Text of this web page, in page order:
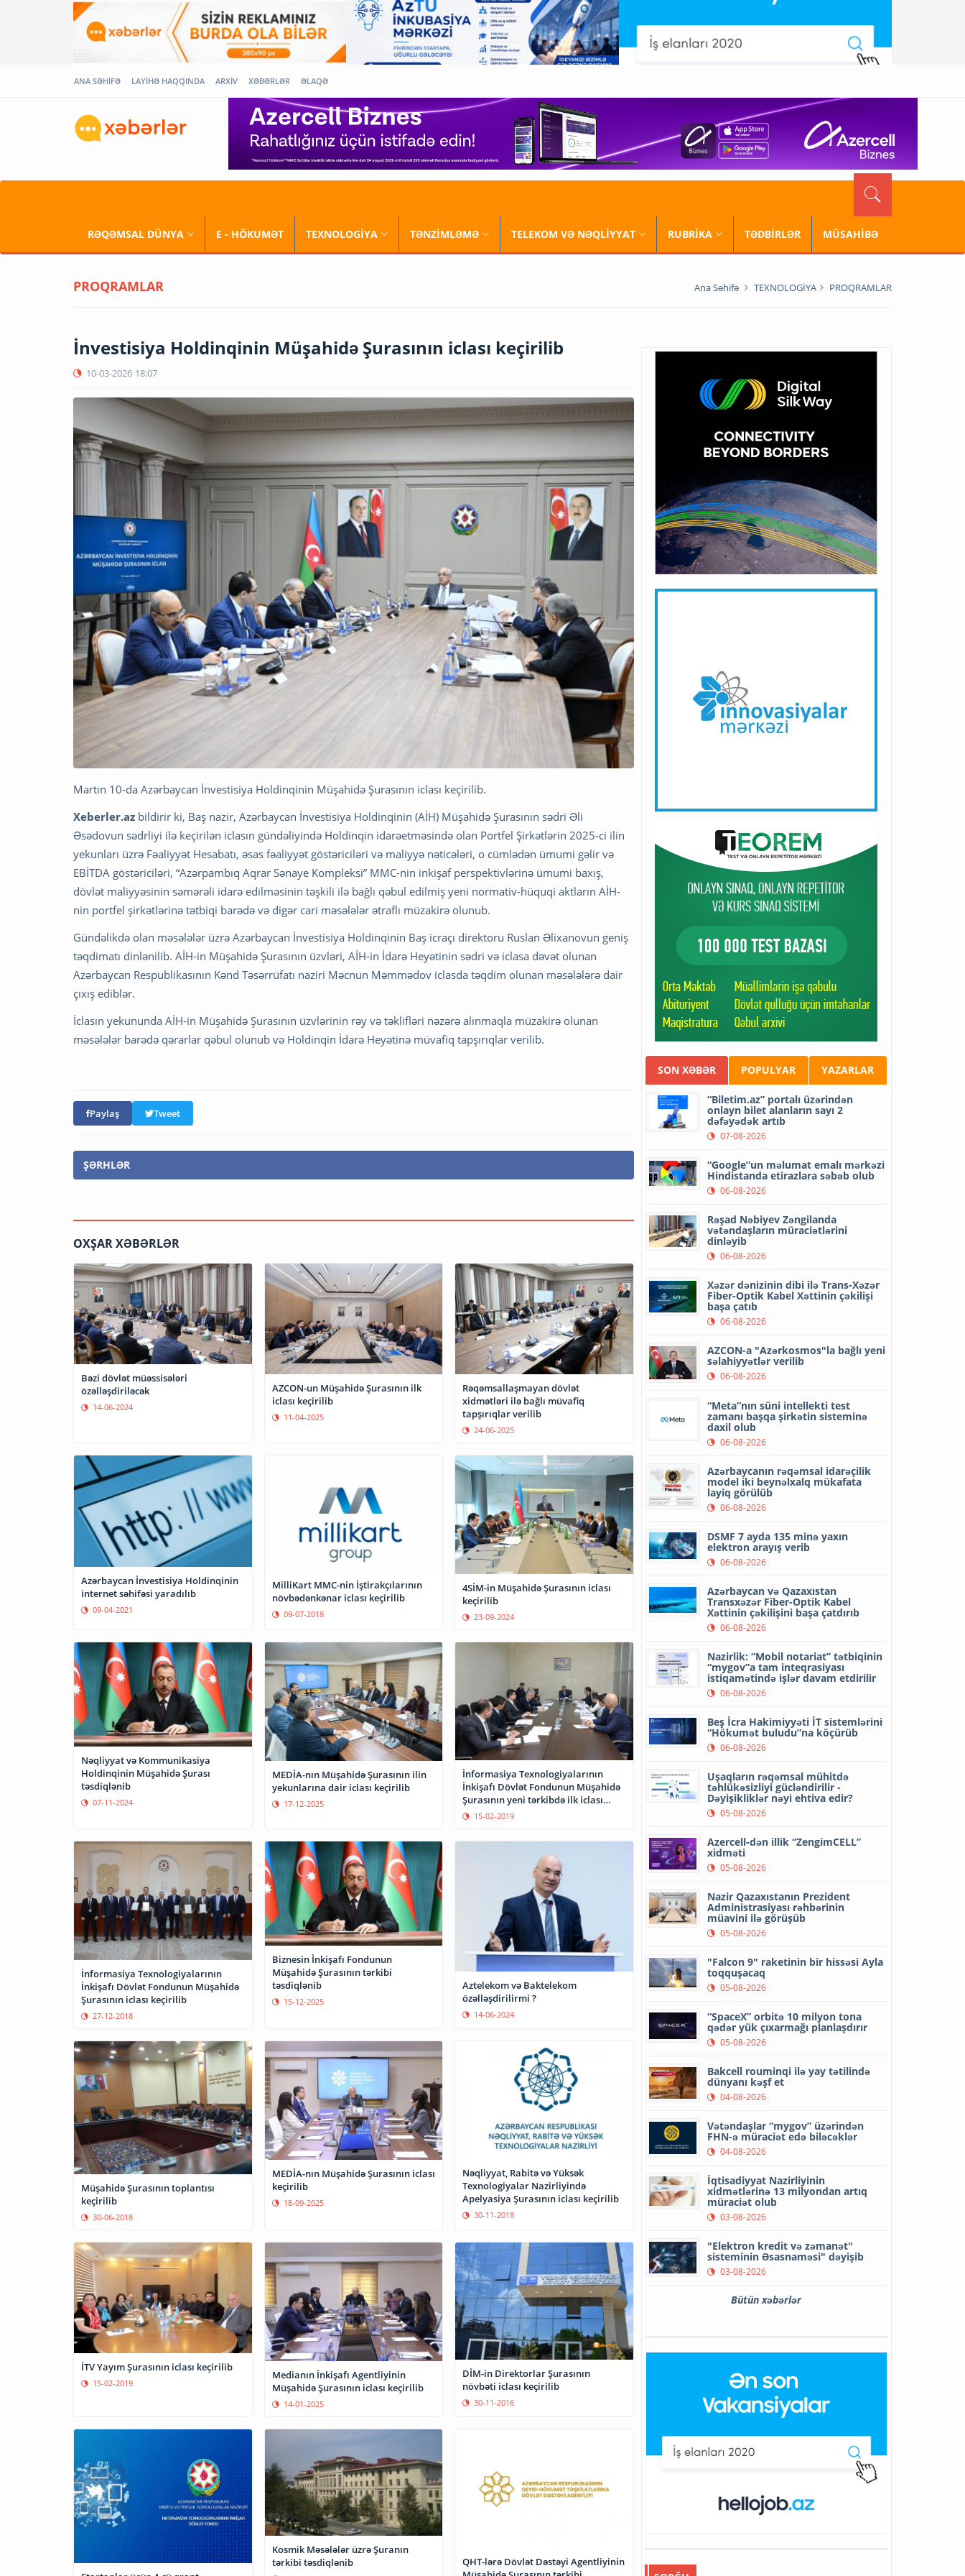
ANA SƏHİFƏ LAYİHƏ HAQQINDA ARXİV XƏBƏRLƏR ƏLAQƏ
RƏQƏMSAL DÜNYA E - HÖKUMƏT TEXNOLOGİYA TƏNZİMLƏMƏ TELEKOM VƏ NƏQLİYYAT RUBRİKA TƏDBİRLƏR MÜSAHİBƏ
PROQRAMLAR Ana Səhifə TEXNOLOGİYA PROQRAMLAR
İnvestisiya Holdinqinin Müşahidə Şurasının iclası keçirilib
10-03-2026 18:07
Martın 10-da Azərbaycan İnvestisiya Holdinqinin Müşahidə Şurasının iclası keçirilib.
Xeberler.az bildirir ki, Baş nazir, Azərbaycan İnvestisiya Holdinqinin (AİH) Müşahidə Şurasının sədri Əli
Əsədovun sədrliyi ilə keçirilən iclasın gündəliyində Holdinqin idarəetməsində olan Portfel Şirkətlərin 2025-ci ilin
yekunları üzrə Fəaliyyət Hesabatı, əsas fəaliyyət göstəriciləri və maliyyə nəticələri, o cümlədən ümumi gəlir və
EBİTDA göstəriciləri, “Azərpambıq Aqrar Sənaye Kompleksi” MMC-nin inkişaf perspektivlərinə ümumi baxış,
dövlət maliyyəsinin səmərəli idarə edilməsinin təşkili ilə bağlı qəbul edilmiş yeni normativ-hüquqi aktların AİH-
nin portfel şirkətlərinə tətbiqi barədə və digər cari məsələlər ətraflı müzakirə olunub.
Gündəlikdə olan məsələlər üzrə Azərbaycan İnvestisiya Holdinqinin Baş icraçı direktoru Ruslan Əlixanovun geniş
təqdimatı dinlənilib. AİH-in Müşahidə Şurasının üzvləri, AİH-in İdarə Heyətinin sədri və iclasa dəvət olunan
Azərbaycan Respublikasının Kənd Təsərrüfatı naziri Məcnun Məmmədov iclasda təqdim olunan məsələlərə dair
çıxış ediblər.
İclasın yekununda AİH-in Müşahidə Şurasının üzvlərinin rəy və təklifləri nəzərə alınmaqla müzakirə olunan
məsələlər barədə qərarlar qəbul olunub və Holdinqin İdarə Heyətinə müvafiq tapşırıqlar verilib.
Paylaş Tweet
ŞƏRHLƏR
OXŞAR XƏBƏRLƏR
Bəzi dövlət müəssisələri
özəlləşdiriləcək
14-06-2024
AZCON-un Müşahidə Şurasının ilk
iclası keçirilib
11-04-2025
Rəqəmsallaşmayan dövlət
xidmətləri ilə bağlı müvafiq
tapşırıqlar verilib
24-06-2025
Azərbaycan İnvestisiya Holdinqinin
internet səhifəsi yaradılıb
09-04-2021
MilliKart MMC-nin İştirakçılarının
növbədənkənar iclası keçirilib
09-07-2018
4SİM-in Müşahidə Şurasının iclası
keçirilib
23-09-2024
Nəqliyyat və Kommunikasiya
Holdinqinin Müşahidə Şurası
təsdiqlənib
07-11-2024
MEDİA-nın Müşahidə Şurasının ilin
yekunlarına dair iclası keçirilib
17-12-2025
İnformasiya Texnologiyalarının
İnkişafı Dövlət Fondunun Müşahidə
Şurasının yeni tərkibdə ilk iclası
keçirilib
15-02-2019
İnformasiya Texnologiyalarının
İnkişafı Dövlət Fondunun Müşahidə
Şurasının iclası keçirilib
27-12-2018
Biznesin İnkişafı Fondunun
Müşahidə Şurasının tərkibi
təsdiqlənib
15-12-2025
Aztelekom və Baktelekom
özəlləşdirilirmi ?
14-06-2024
Müşahidə Şurasının toplantısı
keçirilib
30-06-2018
MEDİA-nın Müşahidə Şurasının iclası
keçirilib
18-09-2025
Nəqliyyat, Rabitə və Yüksək
Texnologiyalar Nazirliyində
Apelyasiya Şurasının iclası keçirilib
30-11-2018
İTV Yayım Şurasının iclası keçirilib
15-02-2019
Medianın İnkişafı Agentliyinin
Müşahidə Şurasının iclası keçirilib
14-01-2025
DİM-in Direktorlar Şurasının
növbəti iclası keçirilib
30-11-2016
Kosmik Məsələlər üzrə Şuranın
tərkibi təsdiqlənib
QHT-lərə Dövlət Dəstəyi Agentliyinin
SON XƏBƏR POPULYAR YAZARLAR
“Biletim.az” portalı üzərindən
onlayn bilet alanların sayı 2
dəfəyədək artıb
07-08-2026
“Google”un məlumat emalı mərkəzi
Hindistanda etirazlara səbəb olub
06-08-2026
Rəşad Nəbiyev Zəngilanda
vətəndaşların müraciətlərini
dinləyib
06-08-2026
Xəzər dənizinin dibi ilə Trans-Xəzər
Fiber-Optik Kabel Xəttinin çəkilişi
başa çatıb
06-08-2026
AZCON-a "Azərkosmos"la bağlı yeni
səlahiyyətlər verilib
06-08-2026
“Meta”nın süni intellekti test
zamanı başqa şirkətin sisteminə
daxil olub
06-08-2026
Azərbaycanın rəqəmsal idarəçilik
model iki beynəlxalq mükafata
layiq görülüb
06-08-2026
DSMF 7 ayda 135 minə yaxın
elektron arayış verib
06-08-2026
Azərbaycan və Qazaxıstan
Transxəzər Fiber-Optik Kabel
Xəttinin çəkilişini başa çatdırıb
06-08-2026
Nazirlik: “Mobil notariat” tətbiqinin
“mygov”a tam inteqrasiyası
istiqamətində işlər davam etdirilir
06-08-2026
Beş İcra Hakimiyyəti İT sistemlərini
“Hökumət buludu”na köçürüb
06-08-2026
Uşaqların rəqəmsal mühitdə
təhlükəsizliyi gücləndirilir -
Dəyişikliklər nəyi ehtiva edir?
05-08-2026
Azercell-dən illik “ZengimCELL”
xidməti
05-08-2026
Nazir Qazaxıstanın Prezident
Administrasiyası rəhbərinin
müavini ilə görüşüb
05-08-2026
"Falcon 9" raketinin bir hissəsi Ayla
toqquşacaq
05-08-2026
“SpaceX” orbitə 10 milyon tona
qədər yük çıxarmağı planlaşdırır
05-08-2026
Bakcell rouminqi ilə yay tətilində
dünyanı kəşf et
04-08-2026
Vətəndaşlar “mygov” üzərindən
FHN-ə müraciət edə biləcəklər
04-08-2026
İqtisadiyyat Nazirliyinin
xidmətlərinə 13 milyondan artıq
müraciət olub
03-08-2026
"Elektron kredit və zəmanət"
sisteminin Əsasnaməsi" dəyişib
03-08-2026
Bütün xəbərlər